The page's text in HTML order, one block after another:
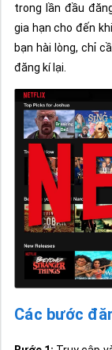
trong lần đầu
gia hạn cho đến
bạn hài lòng, chỉ
đăng kí lại.
Các bước